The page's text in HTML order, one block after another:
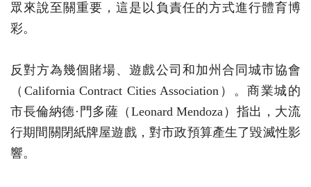
眾來說至關重要，這是以負責任的方式進行體育博
彩。
反對方為幾個賭場、遊戲公司和加州合同城市協會
（California Contract Cities Association）。商業城的
市長倫納德·門多薩（Leonard Mendoza）指出，大流
行期間關閉紙牌屋遊戲，對市政預算產生了毀滅性影
響。